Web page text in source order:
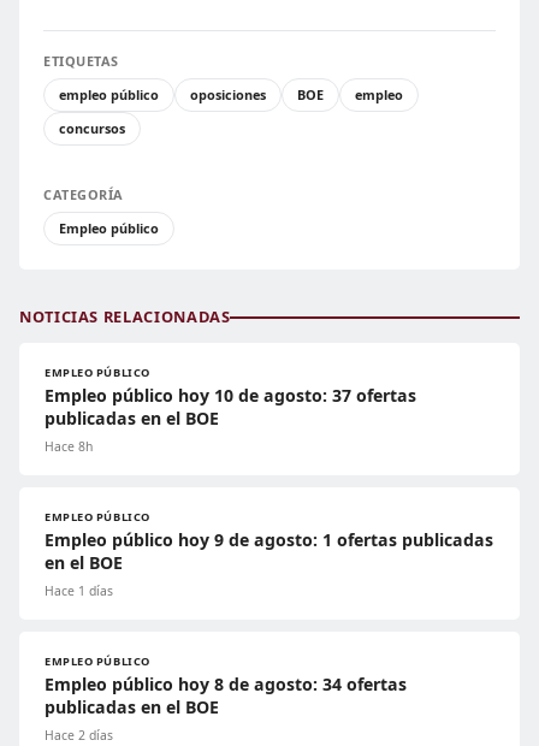
ETIQUETAS
empleo público
oposiciones BOE
empleo
concursos
CATEGORÍA
Empleo público
NOTICIAS RELACIONADAS
EMPLEO PÚBLICO
Empleo público hoy 10 de agosto: 37 ofertas
publicadas en el BOE
Hace 8h
EMPLEO PÚBLICO
Empleo público hoy 9 de agosto: 1 ofertas publicadas
en el BOE
Hace 1 días
EMPLEO PÚBLICO
Empleo público hoy 8 de agosto: 34 ofertas
publicadas en el BOE
Hace 2 días